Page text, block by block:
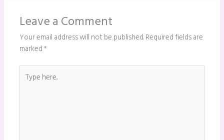
Leave a Comment
Your email address will not be published.Required fields are
marked*
here..